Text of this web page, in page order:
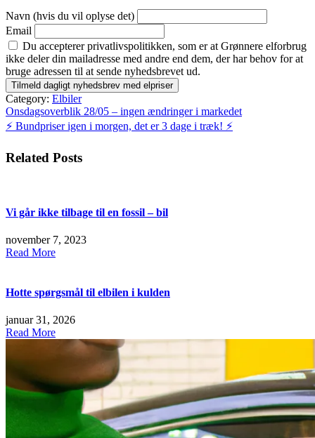
Navn (hvis du vil oplyse det)
Email
Du accepterer privatlivspolitikken, som er at Grønnere elforbrug
ikke deler din mailadresse med andre end dem, der har behov for at
bruge adressen til at sende nyhedsbrevet ud.
Category: Elbiler
Indlægsnavigation
Onsdagsoverblik 28/05 – ingen ændringer i markedet
⚡️ Bundpriser igen i morgen, det er 3 dage i træk! ⚡️
Related Posts
Vi går ikke tilbage til en fossil – bil
november 7, 2023
Read More
Hotte spørgsmål til elbilen i kulden
januar 31, 2026
Read More